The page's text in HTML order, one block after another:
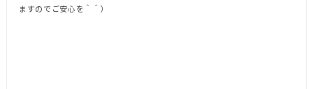
ますのでご安心を＾＾）